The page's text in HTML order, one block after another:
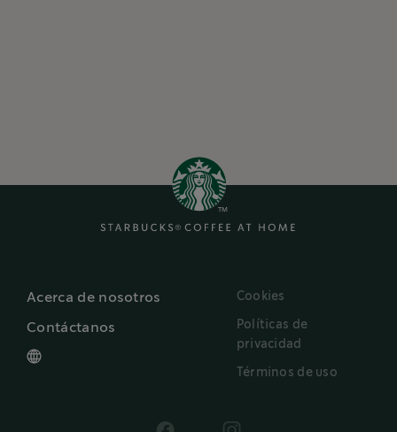
Acerca de nosotros
Contáctanos
Cookies
Políticas de
privacidad
Términos de uso